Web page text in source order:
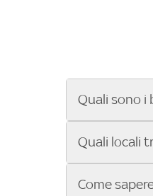
Quali sono i
Se cerchi un
ENILIVE, la
Sky Bar ti
Quali locali
Vuoi sapere
Come